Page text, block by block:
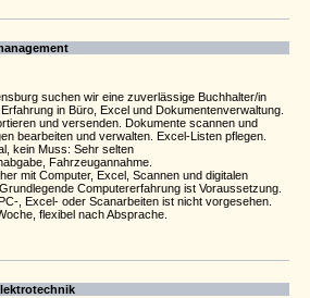
suchen wir eine zuverlässige Buchhalter/in
in Büro, Excel und Dokumentenverwaltung.
und versenden. Dokumente scannen und
bearbeiten und verwalten. Excel-Listen pflegen.
kein Muss: Sehr selten
Fahrzeugannahme.
mit Computer, Excel, Scannen und digitalen
Computererfahrung ist Voraussetzung.
, Excel- oder Scanarbeiten ist nicht vorgesehen.
flexibel nach Absprache.